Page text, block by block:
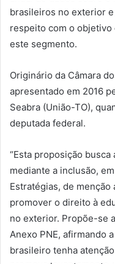
brasileiros no exterior
respeito com o objetivo
este segmento.
Originário da Câmara
apresentado em 2016
Seabra (União-TO),
deputada federal.
“Esta proposição
mediante a inclusão,
Estratégias, de
promover o direito à
no exterior. Propõe-se
Anexo PNE, afirmando
brasileiro tenha